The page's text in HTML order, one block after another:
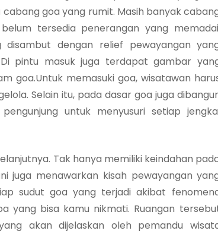
goa yang rumit. Masih banyak
tersedia penerangan yang
dengan relief pewayangan
pintu masuk juga terdapat gambar
goa.Untuk memasuki goa, wisatawan
Selain itu, pada dasar goa juga
untuk menyusuri setiap
Tak hanya memiliki keindahan
menawarkan kisah pewayangan
sudut goa yang terjadi akibat
yang bisa kamu nikmati. Ruangan
akan dijelaskan oleh pemandu